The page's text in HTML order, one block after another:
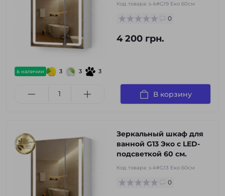
в наличии 3 3 3
Код товара: s-k#G19 Еко 60см
0
4 200 грн.
В корзину
Зеркальный шкаф для
ванной G13 Эко с LED-
подсветкой 60 см.
Код товара: s-k#G13 Еко 60см
0